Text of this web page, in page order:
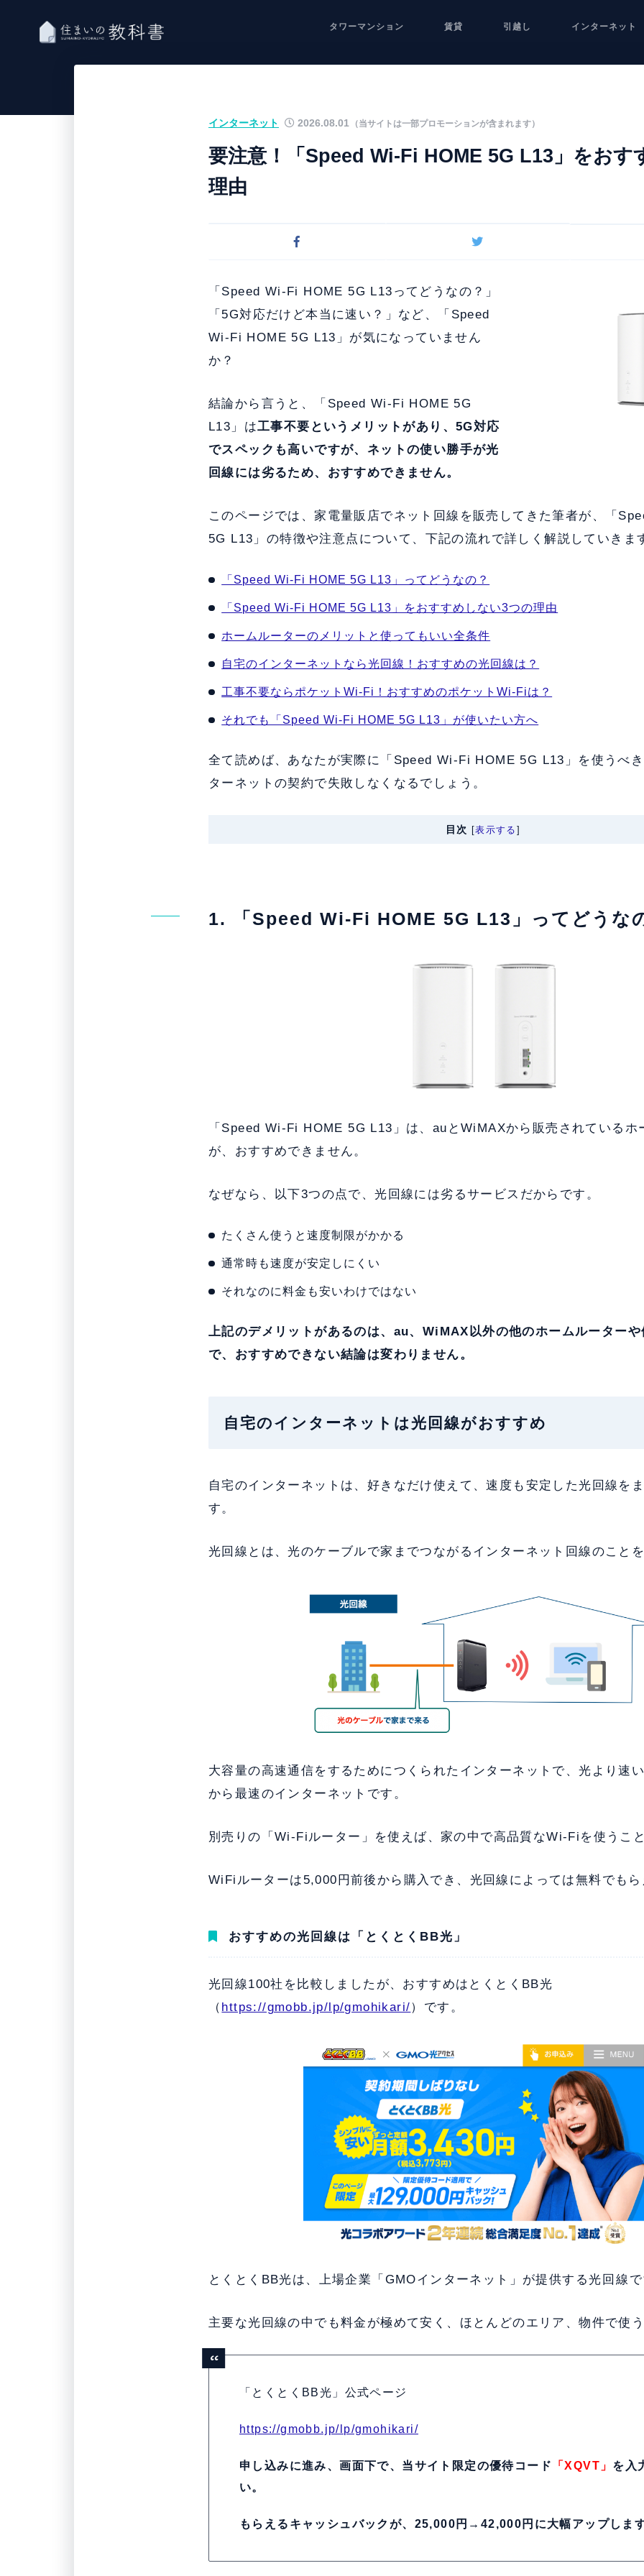
タワーマンション 賃貸 引越し インターネット
（当サイトは一部プロモーションが含まれます）
インターネット 2026.08.01
要注意！「Speed Wi-Fi HOME 5G L13」をおす
理由
「Speed Wi-Fi HOME 5G L13ってどうなの？」
「5G対応だけど本当に速い？」など、「Speed
Wi-Fi HOME 5G L13」が気になっていません
か？
結論から言うと、「Speed Wi-Fi HOME 5G
L13」は工事不要というメリットがあり、5G対応
でスペックも高いですが、ネットの使い勝手が光
回線には劣るため、おすすめできません。
このページでは、家電量販店でネット回線を販売してきた筆者が、「
5G L13」の特徴や注意点について、下記の流れで詳しく解説していきま
「Speed Wi-Fi HOME 5G L13」ってどうなの？
「Speed Wi-Fi HOME 5G L13」をおすすめしない3つの理由
ホームルーターのメリットと使ってもいい全条件
自宅のインターネットなら光回線！おすすめの光回線は？
工事不要ならポケットWi-Fi！おすすめのポケットWi-Fiは？
それでも「Speed Wi-Fi HOME 5G L13」が使いたい方へ
全て読めば、あなたが実際に「Speed Wi-Fi HOME 5G L13」を使うべ
ターネットの契約で失敗しなくなるでしょう。
目次 [表示する
1. 「Speed Wi-Fi HOME 5G L13」ってどうな
「Speed Wi-Fi HOME 5G L13」は、auとWiMAXから販売されているホ
が、おすすめできません。
なぜなら、以下3つの点で、光回線には劣るサービスだからです。
たくさん使うと速度制限がかかる
通常時も速度が安定しにくい
それなのに料金も安いわけではない
上記のデメリットがあるのは、au、WiMAX以外の他のホームルーターや
で、おすすめできない結論は変わりません。
自宅のインターネットは光回線がおすすめ
自宅のインターネットは、好きなだけ使えて、速度も安定した光回線を
す。
光回線とは、光のケーブルで家までつながるインターネット回線のことを
大容量の高速通信をするためにつくられたインターネットで、光より速
から最速のインターネットです。
別売りの「Wi-Fiルーター」を使えば、家の中で高品質なWi-Fiを使うこと
WiFiルーターは5,000円前後から購入でき、光回線によっては無料でもら
おすすめの光回線は「とくとくBB光」
光回線100社を比較しましたが、おすすめはとくとくBB光
（ https://gmobb.jp/lp/gmohikari/）です。
とくとくBB光は、上場企業「GMOインターネット」が提供する光回線で
主要な光回線の中でも料金が極めて安く、ほとんどのエリア、物件で使
「とくとくBB光」公式ページ
https://gmobb.jp/lp/gmohikari/
申し込みに進み、画面下で、当サイト限定の優待コード 「XQVT」 を入
い。
もらえるキャッシュバックが、25,000円→42,000円に大幅アップします